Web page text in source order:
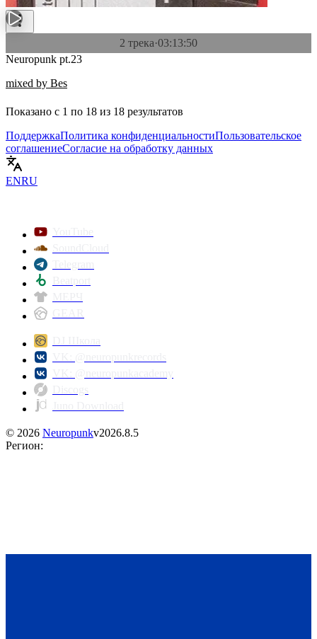
2 трека·03:13:50
Neuropunk pt.23
mixed by Bes
Показано с 1 по 18 из 18 результатов
ПоддержкаПолитика конфиденциальностиПользовательское
соглашениеСогласие на обработку данных
ENRU
© 2026 Neuropunkv2026.8.5
Регион: